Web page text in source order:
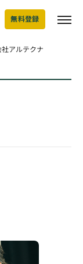
無料登録
社アルテクナ